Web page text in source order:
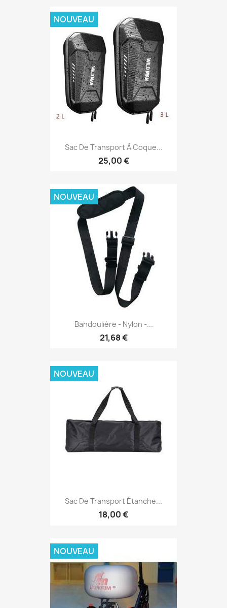
Sac De Transport À Coque...
25,00 €
NOUVEAU
Bandoulière - Nylon -...
21,68 €
NOUVEAU
Sac De Transport Étanche...
18,00 €
NOUVEAU
NOUVEAU